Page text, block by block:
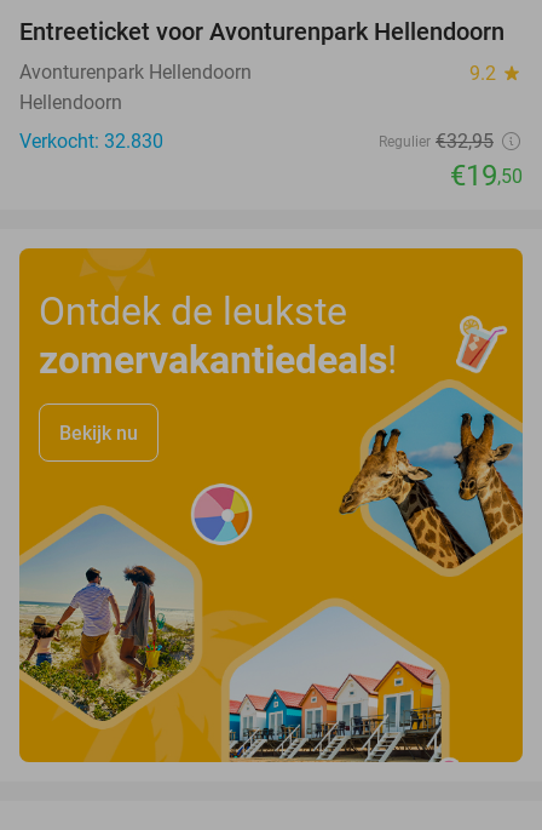
41%
Entreeticket voor Avonturenpark Hellendoorn
Avonturenpark Hellendoorn 9.2 star
Hellendoorn
Verkocht: 32.830
Regulier €32,95
€19,50
Ontdek de leukste
zomervakantiedeals!
Bekijk nu